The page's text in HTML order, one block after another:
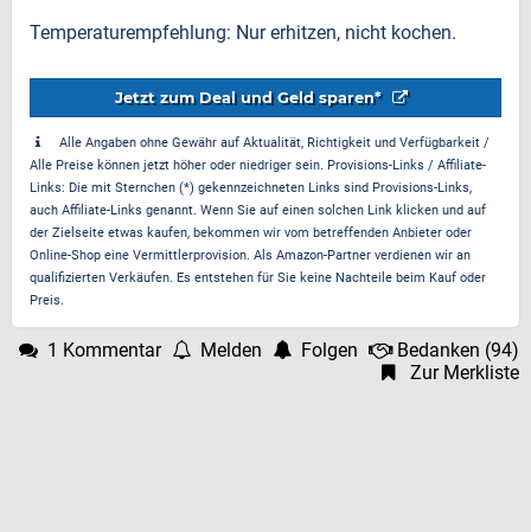
Temperaturempfehlung: Nur erhitzen, nicht kochen.
Jetzt zum Deal und Geld sparen*
Alle Angaben ohne Gewähr auf Aktualität, Richtigkeit und Verfügbarkeit /
Alle Preise können jetzt höher oder niedriger sein. Provisions-Links / Affiliate-
Links: Die mit Sternchen (*) gekennzeichneten Links sind Provisions-Links,
auch Affiliate-Links genannt. Wenn Sie auf einen solchen Link klicken und auf
der Zielseite etwas kaufen, bekommen wir vom betreffenden Anbieter oder
Online-Shop eine Vermittlerprovision. Als Amazon-Partner verdienen wir an
qualifizierten Verkäufen. Es entstehen für Sie keine Nachteile beim Kauf oder
Preis.
1 Kommentar Melden Folgen Bedanken (94)
Zur Merkliste